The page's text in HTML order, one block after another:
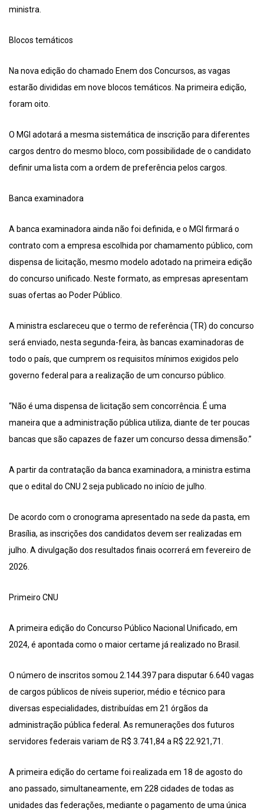
ministra.
Blocos temáticos
Na nova edição do chamado Enem dos Concursos, as vagas
estarão divididas em nove blocos temáticos. Na primeira edição,
foram oito.
O MGI adotará a mesma sistemática de inscrição para diferentes
cargos dentro do mesmo bloco, com possibilidade de o candidato
definir uma lista com a ordem de preferência pelos cargos.
Banca examinadora
A banca examinadora ainda não foi definida, e o MGI firmará o
contrato com a empresa escolhida por chamamento público, com
dispensa de licitação, mesmo modelo adotado na primeira edição
do concurso unificado. Neste formato, as empresas apresentam
suas ofertas ao Poder Público.
A ministra esclareceu que o termo de referência (TR) do concurso
será enviado, nesta segunda-feira, às bancas examinadoras de
todo o país, que cumprem os requisitos mínimos exigidos pelo
governo federal para a realização de um concurso público.
“Não é uma dispensa de licitação sem concorrência. É uma
maneira que a administração pública utiliza, diante de ter poucas
bancas que são capazes de fazer um concurso dessa dimensão.”
A partir da contratação da banca examinadora, a ministra estima
que o edital do CNU 2 seja publicado no início de julho.
De acordo com o cronograma apresentado na sede da pasta, em
Brasília, as inscrições dos candidatos devem ser realizadas em
julho. A divulgação dos resultados finais ocorrerá em fevereiro de
2026.
Primeiro CNU
A primeira edição do Concurso Público Nacional Unificado, em
2024, é apontada como o maior certame já realizado no Brasil.
O número de inscritos somou 2.144.397 para disputar 6.640 vagas
de cargos públicos de níveis superior, médio e técnico para
diversas especialidades, distribuídas em 21 órgãos da
administração pública federal. As remunerações dos futuros
servidores federais variam de R$ 3.741,84 a R$ 22.921,71.
A primeira edição do certame foi realizada em 18 de agosto do
ano passado, simultaneamente, em 228 cidades de todas as
unidades das federações, mediante o pagamento de uma única